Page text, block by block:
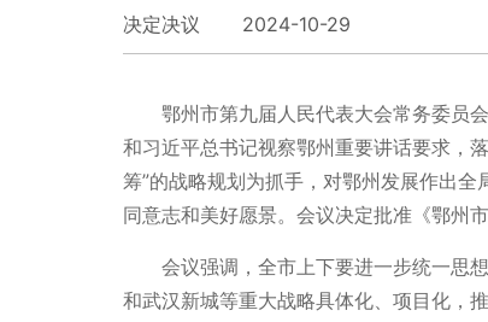
决定决议 2024-10-29
鄂州市第九届人民代表大会常务委员
和习近平总书记视察鄂州重要讲话要求，
筹”的战略规划为抓手，对鄂州发展作出
同意志和美好愿景。会议决定批准《鄂州市
会议强调，全市上下要进一步统一思
和武汉新城等重大战略具体化、项目化，